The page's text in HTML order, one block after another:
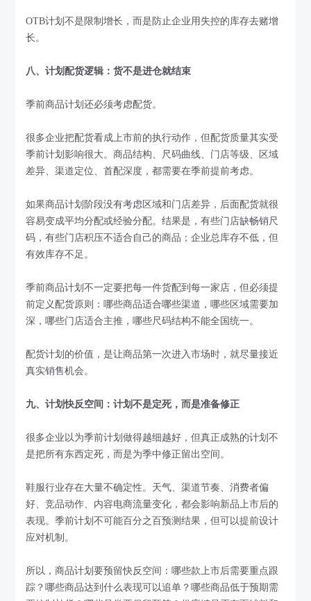
OTB计划不是限制增长，而是防止企业用失控的库存去赌增
长。
八、计划配货逻辑：货不是进仓就结束
季前商品计划还必须考虑配货。
很多企业把配货看成上市前的执行动作，但配货质量其实受
季前计划影响很大。商品结构、尺码曲线、门店等级、区域
差异、渠道定位、首配深度，都需要在季前提前考虑。
如果商品计划阶段没有考虑区域和门店差异，后面配货就很
容易变成平均分配或经验分配。结果是，有些门店缺畅销尺
码，有些门店积压不适合自己的商品；企业总库存不低，但
有效库存不足。
季前商品计划不一定要把每一件货配到每一家店，但必须提
前定义配货原则：哪些商品适合哪些渠道，哪些区域需要加
深，哪些门店适合主推，哪些尺码结构不能全国统一。
配货计划的价值，是让商品第一次进入市场时，就尽量接近
真实销售机会。
九、计划快反空间：计划不是定死，而是准备修正
很多企业以为季前计划做得越细越好，但真正成熟的计划不
是把所有东西定死，而是为季中修正留出空间。
鞋服行业存在大量不确定性。天气、渠道节奏、消费者偏
好、竞品动作、内容电商流量变化，都会影响新品上市后的
表现。季前计划不可能百分之百预测结果，但可以提前设计
应对机制。
所以，商品计划要预留快反空间：哪些款上市后需要重点跟
踪？哪些商品达到什么表现可以追单？哪些商品低于预期需